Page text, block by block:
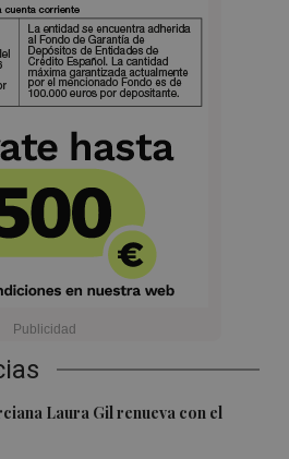
Laura Gil renueva con el